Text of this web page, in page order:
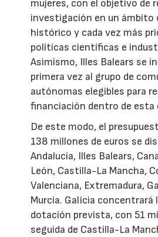
mujeres, con el objetivo de
investigación en un ámbito
histórico y cada vez más
políticas científicas e
Asimismo, Illes Balears se
primera vez al grupo de
autónomas elegibles para
financiación dentro de
De este modo, el
138 millones de euros se
Andalucía, Illes Balears,
León, Castilla-La Mancha,
Valenciana, Extremadura,
Murcia. Galicia concentrará
dotación prevista, con 51
seguida de Castilla-La